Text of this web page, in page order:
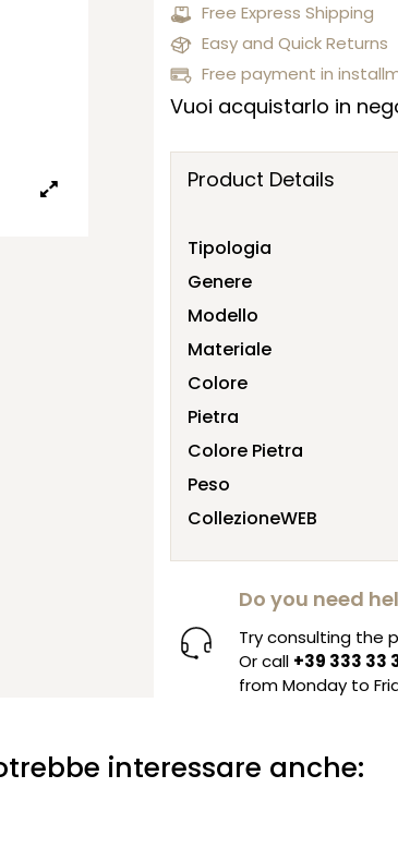
Free Express Shipping
Easy and Quick Returns
Free payment in
Vuoi acquistarlo in
Product Details
Tipologia
Genere
Modello
Materiale
Colore
Pietra
Colore Pietra
Peso
CollezioneWEB
Do you need
Try consulting the
Or call +39 333 33
from Monday to
interessare anche: